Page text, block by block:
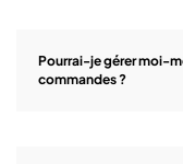
Pourrai-je gérer moi-
commandes ?